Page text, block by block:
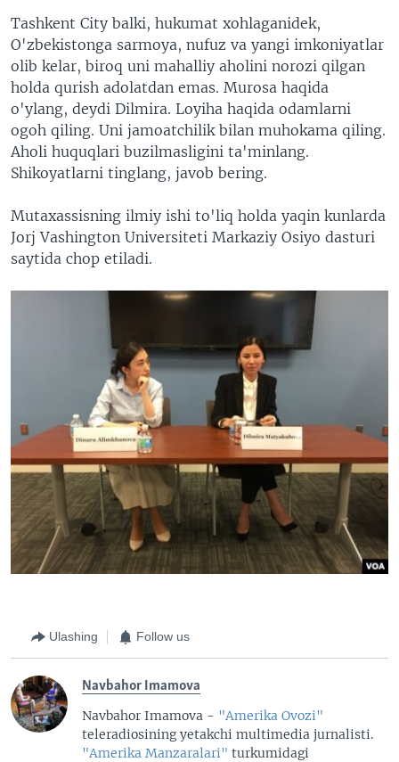
Tashkent City balki, hukumat xohlaganidek,
O'zbekistonga sarmoya, nufuz va yangi imkoniyatlar
olib kelar, biroq uni mahalliy aholini norozi qilgan
holda qurish adolatdan emas. Murosa haqida
o'ylang, deydi Dilmira. Loyiha haqida odamlarni
ogoh qiling. Uni jamoatchilik bilan muhokama qiling.
Aholi huquqlari buzilmasligini ta'minlang.
Shikoyatlarni tinglang, javob bering.
Mutaxassisning ilmiy ishi to'liq holda yaqin kunlarda
Jorj Vashington Universiteti Markaziy Osiyo dasturi
saytida chop etiladi.
Ulashing Follow us
Navbahor Imamova
Navbahor Imamova - "Amerika Ovozi"
teleradiosining yetakchi multimedia jurnalisti.
"Amerika Manzaralari" turkumidagi